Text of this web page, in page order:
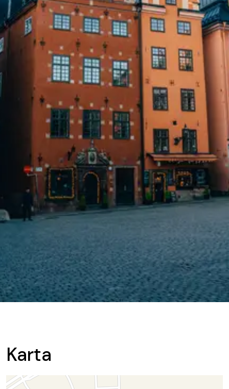
Karta